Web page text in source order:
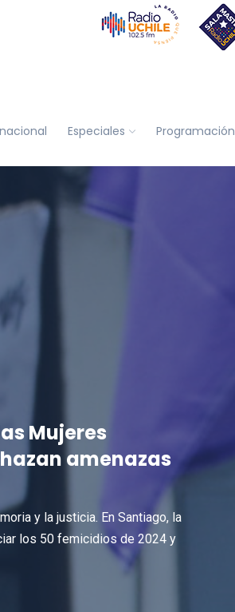
Especiales Programación
Mujeres
amenazas
y la justicia. En Santiago, la
los 50 femicidios de 2024 y